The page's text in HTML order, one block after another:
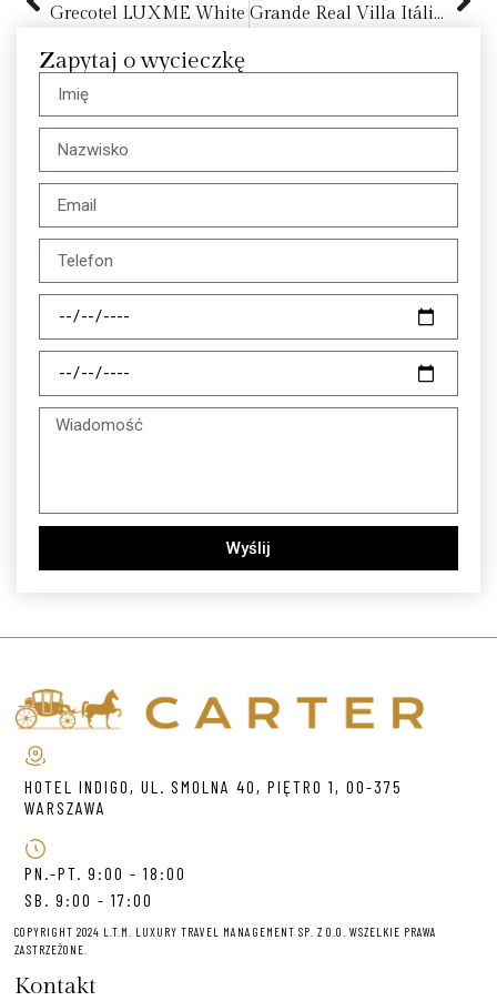
Grecotel LUXME White
Grande Real Villa Itália Hotel & Spa, Cascais
Zapytaj o wycieczkę
Wyślij
HOTEL INDIGO, UL. SMOLNA 40, PIĘTRO 1, 00-375
WARSZAWA
PN.-PT. 9:00 - 18:00
SB. 9:00 - 17:00
COPYRIGHT 2024 L.T.M. LUXURY TRAVEL MANAGEMENT SP. Z O.O. WSZELKIE PRAWA
ZASTRZEŻONE.
Kontakt